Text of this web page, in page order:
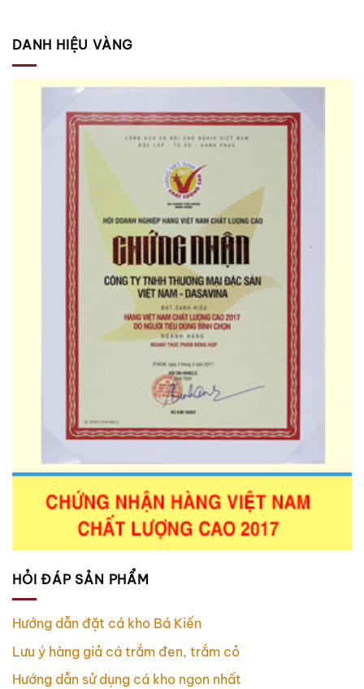
DANH HIỆU VÀNG
HỎI ĐÁP SẢN PHẨM
Hướng dẫn đặt cá kho Bá Kiến
Lưu ý hàng giả cá trắm đen, trắm cỏ
Hướng dẫn sử dụng cá kho ngon nhất